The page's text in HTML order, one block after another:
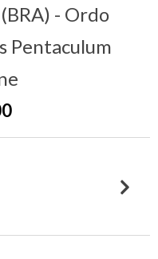
- Ordo
Pentaculum